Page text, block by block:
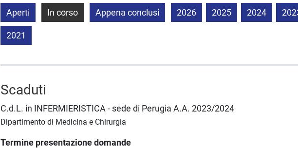
Aperti In corso Appena conclusi 2026 2025 2024
2021
Scaduti
C.d.L. in INFERMIERISTICA - sede di Perugia A.A. 2023/2024
Dipartimento di Medicina e Chirurgia
Termine presentazione domande